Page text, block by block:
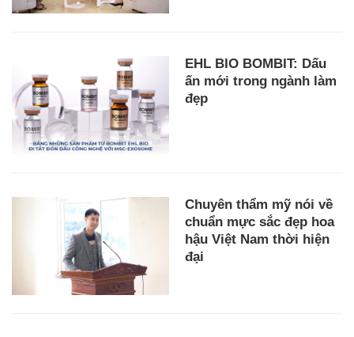
EHL BIO BOMBIT: Dấu
ấn mới trong ngành làm
đẹp
Chuyên thẩm mỹ nói về
chuẩn mực sắc đẹp hoa
hậu Việt Nam thời hiện
đại